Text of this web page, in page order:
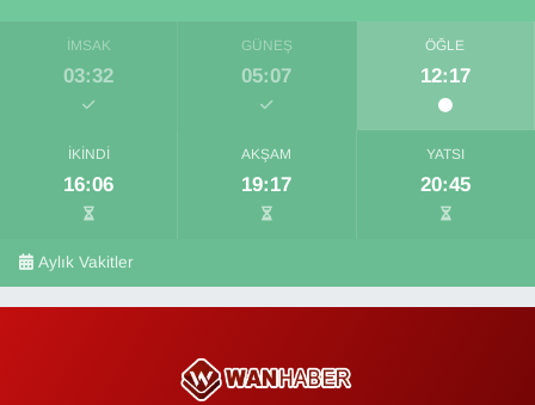
İMSAK
03:32
GÜNEŞ
05:07
ÖĞLE
12:17
İKINDI
16:06
AKŞAM
19:17
YATSI
20:45
Aylık Vakitler